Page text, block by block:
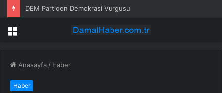
DEM Parti’den Demokrasi Vurgusu
Menü
Anasayfa / Haber
Haber